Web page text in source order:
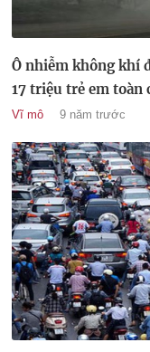
Ô nhiễm không khí
17 triệu trẻ em toàn
Vĩ mô 9 năm trước